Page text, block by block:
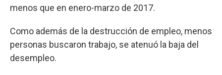
menos que en enero-marzo de 2017.
Como además de la destrucción de empleo, menos
personas buscaron trabajo, se atenuó la baja del
desempleo.